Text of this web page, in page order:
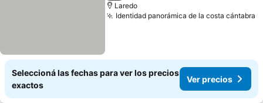
Laredo
Identidad panorámica de la costa cántabra
Seleccioná las fechas para ver los precios
exactos
Ver precios